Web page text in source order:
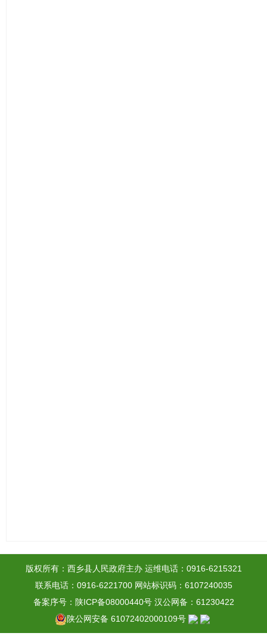
版权所有：西乡县人民政府主办 运维电话：0916-6215321
联系电话：0916-6221700 网站标识码：6107240035
备案序号：陕ICP备08000440号 汉公网备：61230422
陕公网安备 61072402000109号